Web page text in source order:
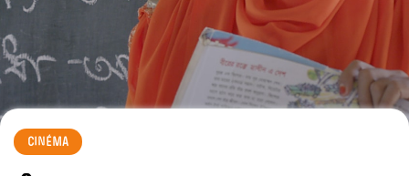
CINÉMA